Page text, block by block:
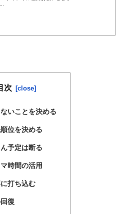
次
いことを決める
位を決める
予定は断る
時間の活用
打ち込む
復